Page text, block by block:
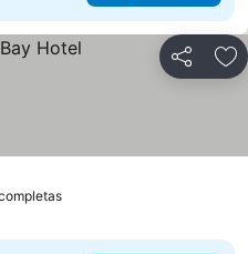
Compartir
Ver precios